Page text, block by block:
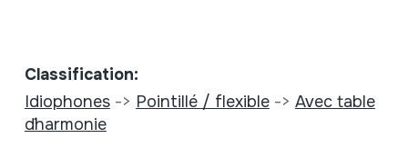
Classification:
Idiophones-> Pointillé / flexible-> Avec table
d´harmonie